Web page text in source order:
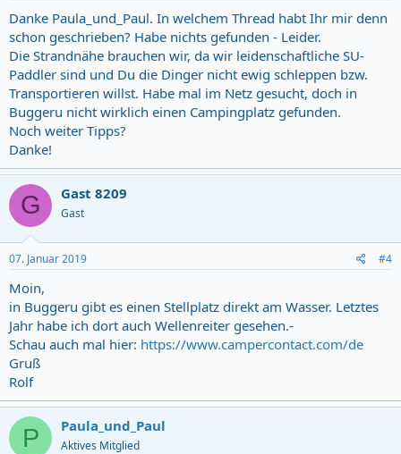
Danke Paula_und_Paul. In welchem Thread habt Ihr mir denn
schon geschrieben? Habe nichts gefunden - Leider.
Die Strandnähe brauchen wir, da wir leidenschaftliche SU-
Paddler sind und Du die Dinger nicht ewig schleppen bzw.
Transportieren willst. Habe mal im Netz gesucht, doch in
Buggeru nicht wirklich einen Campingplatz gefunden.
Noch weiter Tipps?
Danke!
G Gast 8209
Gast
07. Januar 2019 #4
Moin,
in Buggeru gibt es einen Stellplatz direkt am Wasser. Letztes
Jahr habe ich dort auch Wellenreiter gesehen.-
Schau auch mal hier: https://www.campercontact.com/de
Gruß
Rolf
P Paula_und_Paul
Aktives Mitglied